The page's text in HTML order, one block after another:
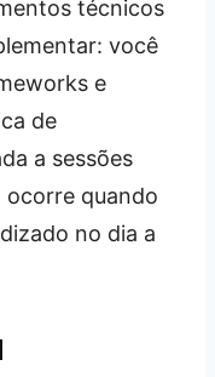
técnicos
você
e
de
a sessões
ocorre quando
no dia a